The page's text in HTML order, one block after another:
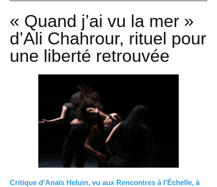
« Quand j’ai vu la mer »
d’Ali Chahrour, rituel pour
une liberté retrouvée
Critique d'Anaïs Heluin, vu aux Rencontres à l’Échelle, à